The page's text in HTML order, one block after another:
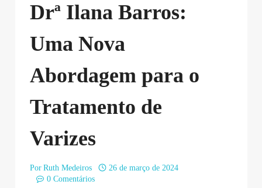
Drª Ilana Barros:
Uma Nova
Abordagem para o
Tratamento de
Varizes
Por Ruth Medeiros
26 de março de 2024
0 Comentários